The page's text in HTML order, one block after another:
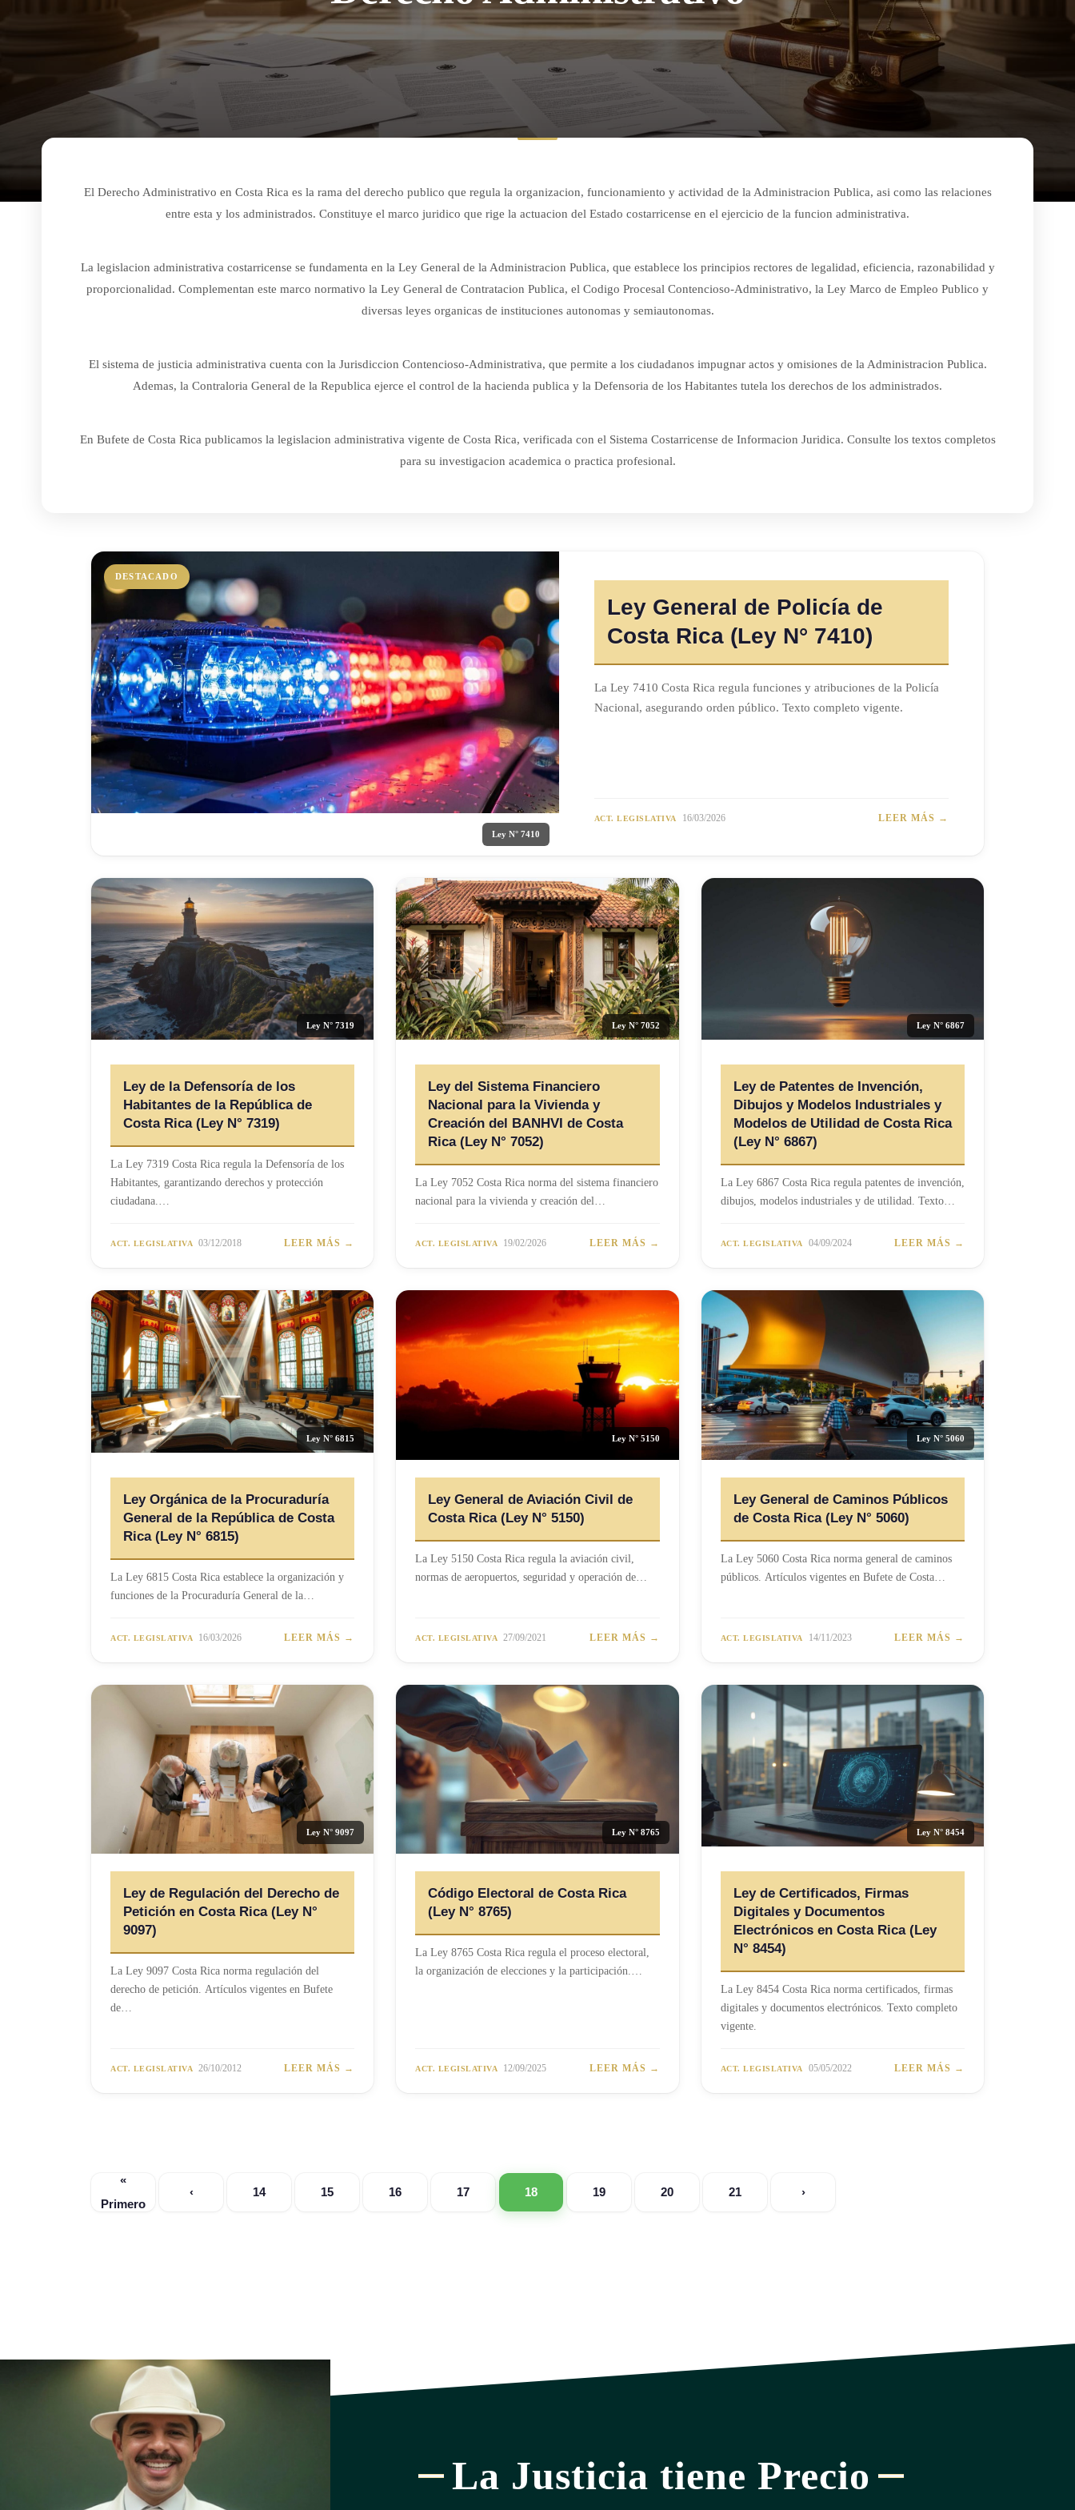
El Derecho Administrativo en Costa Rica es la rama del derecho publico que regula la organizacion, funcionamiento y actividad de la Administracion Publica, asi como las relaciones
entre esta y los administrados. Constituye el marco juridico que rige la actuacion del Estado costarricense en el ejercicio de la funcion administrativa.
La legislacion administrativa costarricense se fundamenta en la Ley General de la Administracion Publica, que establece los principios rectores de legalidad, eficiencia, razonabilidad y
proporcionalidad. Complementan este marco normativo la Ley General de Contratacion Publica, el Codigo Procesal Contencioso-Administrativo, la Ley Marco de Empleo Publico y
diversas leyes organicas de instituciones autonomas y semiautonomas.
El sistema de justicia administrativa cuenta con la Jurisdiccion Contencioso-Administrativa, que permite a los ciudadanos impugnar actos y omisiones de la Administracion Publica.
Ademas, la Contraloria General de la Republica ejerce el control de la hacienda publica y la Defensoria de los Habitantes tutela los derechos de los administrados.
En Bufete de Costa Rica publicamos la legislacion administrativa vigente de Costa Rica, verificada con el Sistema Costarricense de Informacion Juridica. Consulte los textos completos
para su investigacion academica o practica profesional.
DESTACADO
Ley N° 7410
Ley General de Policía de
Costa Rica (Ley N° 7410)
La Ley 7410 Costa Rica regula funciones y atribuciones de la Policía
Nacional, asegurando orden público. Texto completo vigente.
ACT. LEGISLATIVA 16/03/2026 LEER MÁS →
Ley N° 7319
Ley de la Defensoría de los
Habitantes de la República de
Costa Rica (Ley N° 7319)
La Ley 7319 Costa Rica regula la Defensoría de los
Habitantes, garantizando derechos y protección
ciudadana.…
ACT. LEGISLATIVA 03/12/2018 LEER MÁS →
Ley N° 7052
Ley del Sistema Financiero
Nacional para la Vivienda y
Creación del BANHVI de Costa
Rica (Ley N° 7052)
La Ley 7052 Costa Rica norma del sistema financiero
nacional para la vivienda y creación del…
ACT. LEGISLATIVA 19/02/2026 LEER MÁS →
Ley N° 6867
Ley de Patentes de Invención,
Dibujos y Modelos Industriales y
Modelos de Utilidad de Costa Rica
(Ley N° 6867)
La Ley 6867 Costa Rica regula patentes de invención,
dibujos, modelos industriales y de utilidad. Texto…
ACT. LEGISLATIVA 04/09/2024 LEER MÁS →
Ley N° 6815
Ley Orgánica de la Procuraduría
General de la República de Costa
Rica (Ley N° 6815)
La Ley 6815 Costa Rica establece la organización y
funciones de la Procuraduría General de la…
ACT. LEGISLATIVA 16/03/2026 LEER MÁS →
Ley N° 5150
Ley General de Aviación Civil de
Costa Rica (Ley N° 5150)
La Ley 5150 Costa Rica regula la aviación civil,
normas de aeropuertos, seguridad y operación de…
ACT. LEGISLATIVA 27/09/2021 LEER MÁS →
Ley N° 5060
Ley General de Caminos Públicos
de Costa Rica (Ley N° 5060)
La Ley 5060 Costa Rica norma general de caminos
públicos. Artículos vigentes en Bufete de Costa…
ACT. LEGISLATIVA 14/11/2023 LEER MÁS →
Ley N° 9097
Ley de Regulación del Derecho de
Petición en Costa Rica (Ley N°
9097)
La Ley 9097 Costa Rica norma regulación del
derecho de petición. Artículos vigentes en Bufete
de…
ACT. LEGISLATIVA 26/10/2012 LEER MÁS →
Ley N° 8765
Código Electoral de Costa Rica
(Ley N° 8765)
La Ley 8765 Costa Rica regula el proceso electoral,
la organización de elecciones y la participación.…
ACT. LEGISLATIVA 12/09/2025 LEER MÁS →
Ley N° 8454
Ley de Certificados, Firmas
Digitales y Documentos
Electrónicos en Costa Rica (Ley
N° 8454)
La Ley 8454 Costa Rica norma certificados, firmas
digitales y documentos electrónicos. Texto completo
vigente.
ACT. LEGISLATIVA 05/05/2022 LEER MÁS →
«
Primero
‹ 14 15 16 17 18 19 20 21 ›
La Justicia tiene Precio